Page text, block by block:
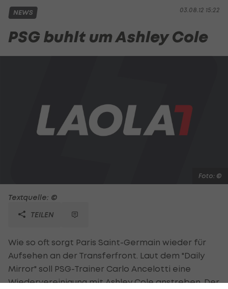
03.08.12 15:22
NEWS
PSG buhlt um Ashley Cole
Foto: ©
Textquelle: ©
TEILEN
Wie so oft sorgt Paris Saint-Germain wieder für
Aufsehen an der Transferfront. Laut dem "Daily
Mirror" soll PSG-Trainer Carlo Ancelotti eine
Wiedervereinigung mit Ashley Cole anstreben. Der